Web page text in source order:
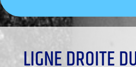
LIGNE DROITE